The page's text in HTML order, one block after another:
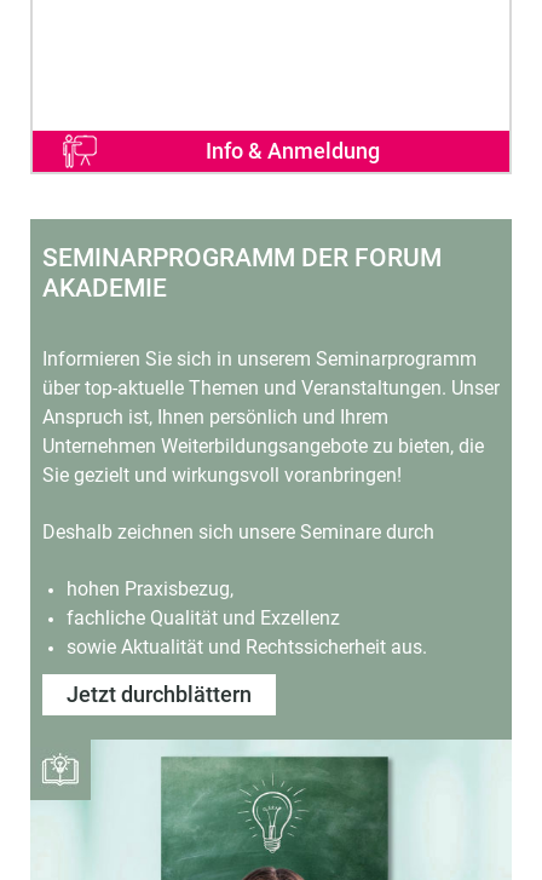
Info & Anmeldung
SEMINARPROGRAMM DER FORUM
AKADEMIE
Informieren Sie sich in unserem Seminarprogramm
über top-aktuelle Themen und Veranstaltungen. Unser
Anspruch ist, Ihnen persönlich und Ihrem
Unternehmen Weiterbildungsangebote zu bieten, die
Sie gezielt und wirkungsvoll voranbringen!
Deshalb zeichnen sich unsere Seminare durch
hohen Praxisbezug,
fachliche Qualität und Exzellenz
sowie Aktualität und Rechtssicherheit aus.
Jetzt durchblättern